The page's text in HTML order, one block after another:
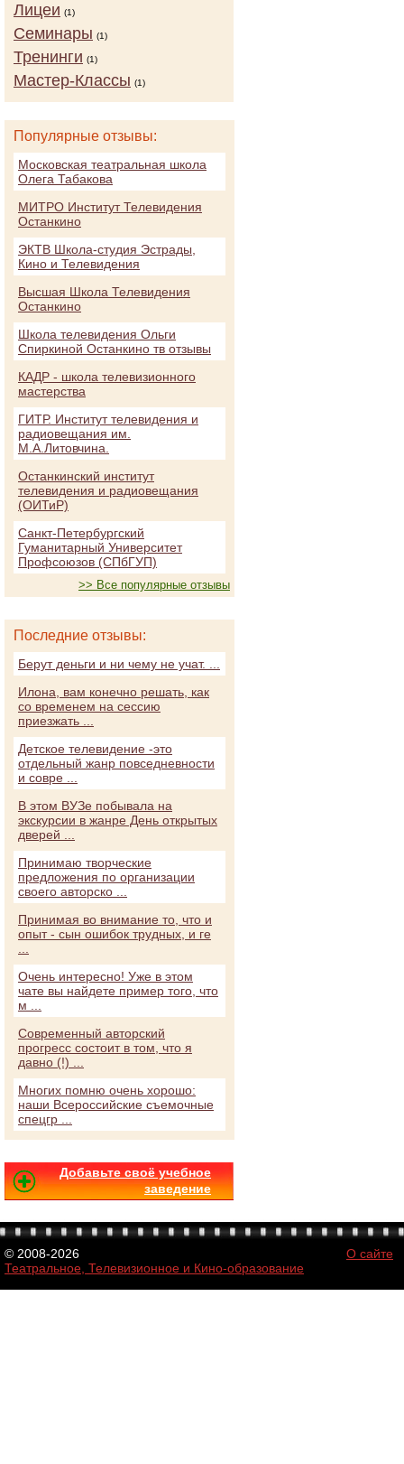
Лицеи (1)
Семинары (1)
Тренинги (1)
Мастер-Классы (1)
Популярные отзывы:
Московская театральная школа
Олега Табакова
МИТРО Институт Телевидения
Останкино
ЭКТВ Школа-студия Эстрады,
Кино и Телевидения
Высшая Школа Телевидения
Останкино
Школа телевидения Ольги
Спиркиной Останкино тв отзывы
КАДР - школа телевизионного
мастерства
ГИТР. Институт телевидения и
радиовещания им.
М.А.Литовчина.
Останкинский институт
телевидения и радиовещания
(ОИТиР)
Санкт-Петербургский
Гуманитарный Университет
Профсоюзов (СПбГУП)
>> Все популярные отзывы
Последние отзывы:
Берут деньги и ни чему не учат. ...
Илона, вам конечно решать, как
со временем на сессию
приезжать ...
Детское телевидение -это
отдельный жанр повседневности
и совре ...
В этом ВУЗе побывала на
экскурсии в жанре День открытых
дверей ...
Принимаю творческие
предложения по организации
своего авторско ...
Принимая во внимание то, что и
опыт - сын ошибок трудных, и ге
Очень интересно! Уже в этом
чате вы найдете пример того, что
м ...
Современный авторский
прогресс состоит в том, что я
давно (!) ...
Многих помню очень хорошо:
наши Всероссийские съемочные
спецгр ...
Добавьте своё учебное
заведение
© 2008-2026
Театральное, Телевизионное и Кино-образование
О сайте